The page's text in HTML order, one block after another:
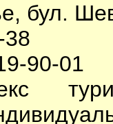
бул.
90-01